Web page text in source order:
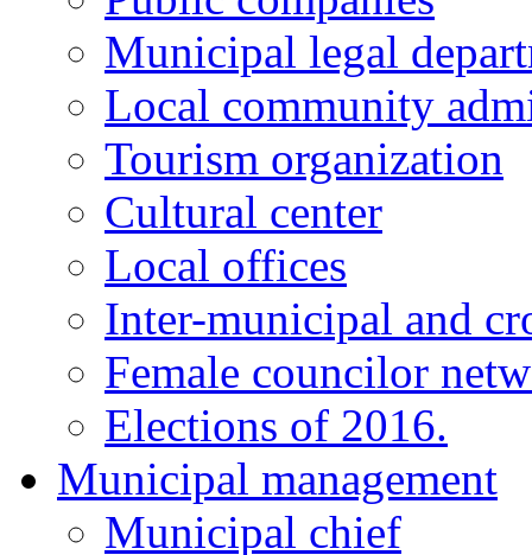
Municipal legal
Local community
Tourism organization
Cultural center
Local offices
Inter-municipal and
Female councilor
Elections of 2016.
Municipal management
Municipal chief